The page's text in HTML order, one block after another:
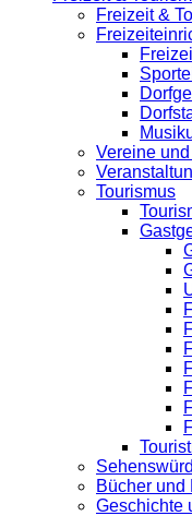
Freizeit &
Vereine
Tourismus
Bücher und
Geschichte